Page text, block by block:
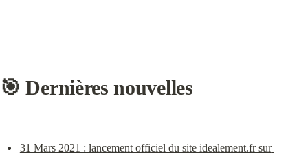
🎯 Dernières nouvelles
31 Mars 2021 : lancement officiel du site idealement.fr sur